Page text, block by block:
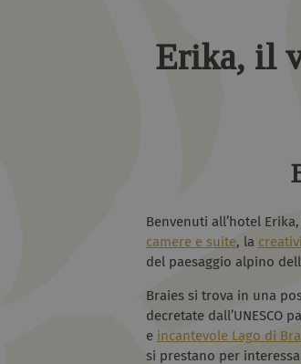
Erika, il
Benvenuti all’hotel
camere e suite, la
del paesaggio alpino
Braies si trova in una
decretate dall’UNESCO
e incantevole Lago di
si prestano per